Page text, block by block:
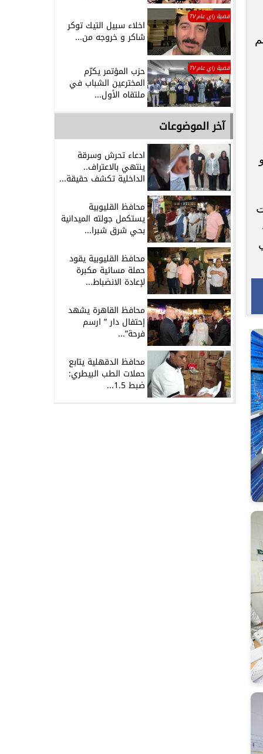
قضية راي عام TV
اخلاء سبيل التيك توكر
شاكر و خروجه من...
قضية راي عام TV حزب المؤتمر يكرّم
المخترعين الشباب في
ملتقاه الأول...
آخر الموضوعات
ادعاء تحرش وسرقة
ينتهي بالاعتراف..
الداخلية تكشف حقيقة...
محافظ القليوبية
يستكمل جولته الميدانية
بحي شرق شبرا...
محافظ القليوبية يقود
حملة مسائية مكبرة
لإعادة الانضباط...
محافظ القاهرة يشهد
إحتفال دار ” ارسم
فرحة”...
محافظ الدقهلية يتابع
حملات الطب البيطري:
ضبط 1.5...